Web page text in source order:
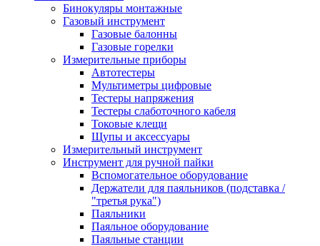
Бинокуляры монтажные
Газовый инструмент
Газовые балонны
Газовые горелки
Измерительные приборы
Автотестеры
Мультиметры цифровые
Тестеры напряжения
Тестеры слаботочного кабеля
Токовые клещи
Щупы и аксессуары
Измерительный инструмент
Инструмент для ручной пайки
Вспомогательное оборудование
Держатели для паяльников (подставка /
"третья рука")
Паяльники
Паяльное оборудование
Паяльные станции